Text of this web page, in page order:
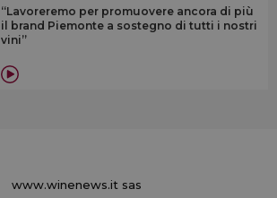
“Lavoreremo per promuovere ancora di più
il brand Piemonte a sostegno di tutti i nostri
vini”
www.winenews.it sas